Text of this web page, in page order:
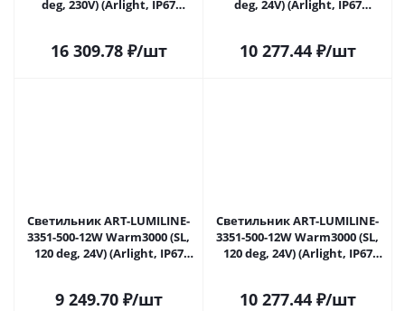
deg, 230V) (Arlight, IP67
16 309.78₽/шт
deg, 24V) (Arlight, IP67
10 277.44₽/шт
Светильник ART-LUMILINE-
3351-500-12W Warm3000 (SL,
120 deg, 24V) (Arlight, IP67
9 249.70₽/шт
Светильник ART-LUMILINE-
3351-500-12W Warm3000 (SL,
120 deg, 24V) (Arlight, IP67
10 277.44₽/шт